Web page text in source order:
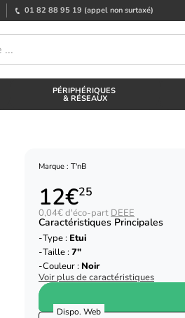
01 82 88 95 19 (appel non surtaxé)
PÉRIPHÉRIQUES
& RÉSEAUX
Marque : T'nB
12€25
0,04€ d'éco-part DEEE
Caractéristiques Principales
Type : Etui
Taille :7"
Couleur : Noir
Voir plus de caractéristiques
Dispo. Web